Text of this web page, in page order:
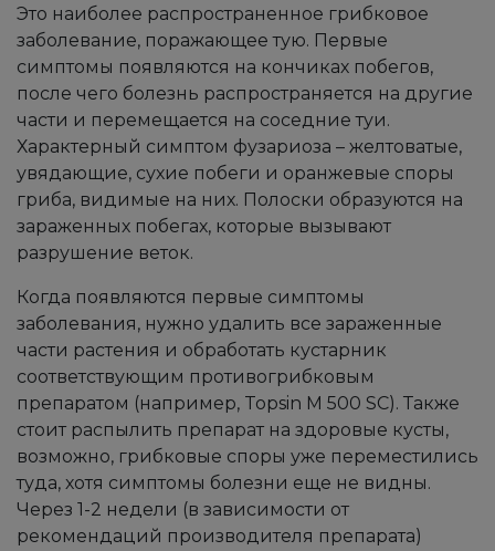
Это наиболее распространенное грибковое
заболевание, поражающее тую. Первые
симптомы появляются на кончиках побегов,
после чего болезнь распространяется на другие
части и перемещается на соседние туи.
Характерный симптом фузариоза – желтоватые,
увядающие, сухие побеги и оранжевые споры
гриба, видимые на них. Полоски образуются на
зараженных побегах, которые вызывают
разрушение веток.
Когда появляются первые симптомы
заболевания, нужно удалить все зараженные
части растения и обработать кустарник
соответствующим противогрибковым
препаратом (например, Topsin M 500 SC). Также
стоит распылить препарат на здоровые кусты,
возможно, грибковые споры уже переместились
туда, хотя симптомы болезни еще не видны.
Через 1-2 недели (в зависимости от
рекомендаций производителя препарата)